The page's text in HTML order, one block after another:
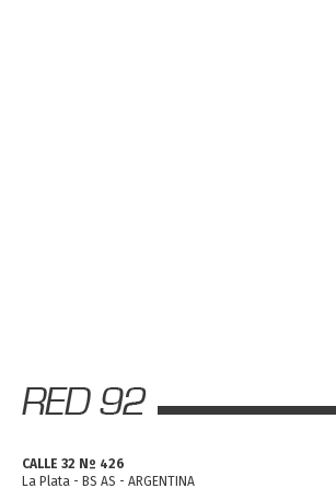
CALLE 32 Nº 426
La Plata - BS AS - ARGENTINA